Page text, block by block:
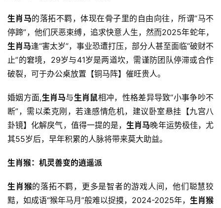
生肖马的落拓不羁，体现在骨子里的自由向往，所谓“马不
停蹄”，他们厌恶束缚，追求快意人生，然而2025年蛇年，
生肖马逢“害太岁”，事业恐遭打压，部分人甚至面临“破财不
止”的窘境，29岁与41岁是两道坎，需谨防团队停滞或合作
破裂，可于办公桌放置【铜马阵】催旺贵人。
婚姻方面,生肖马与生肖鼠相冲，性格差异导致“小事争吵不
断”，需以柔克刚，若逢感情危机，建议卧室悬挂【九宫八
卦镜】化解戾气，值得一提的是，生肖马晚年运势极佳，尤
其55岁后，早年积累的人脉将带来莫大助益。
生肖猴：机灵善变的逍遥派
生肖猴的落拓不羁，更多是智者的游戏人间，他们聪慧狡
黠，如成语“猴年马月”般难以捉摸，2024-2025年， 生肖猴